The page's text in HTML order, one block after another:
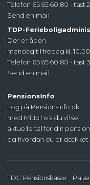
Telefon 65 65 60 80 - tast 2
Send en mail
TDP-
Der er åben
mandag til fredag kl. 10.00
Telefon 65 65 60 80 - tast 3
Send en mail
PensionsInfo
Log på PensionsInfo.dk
med MitId hvis du vil se
aktuelle tal for din pension
og hvordan du er dækket
TDC Pensionskasse